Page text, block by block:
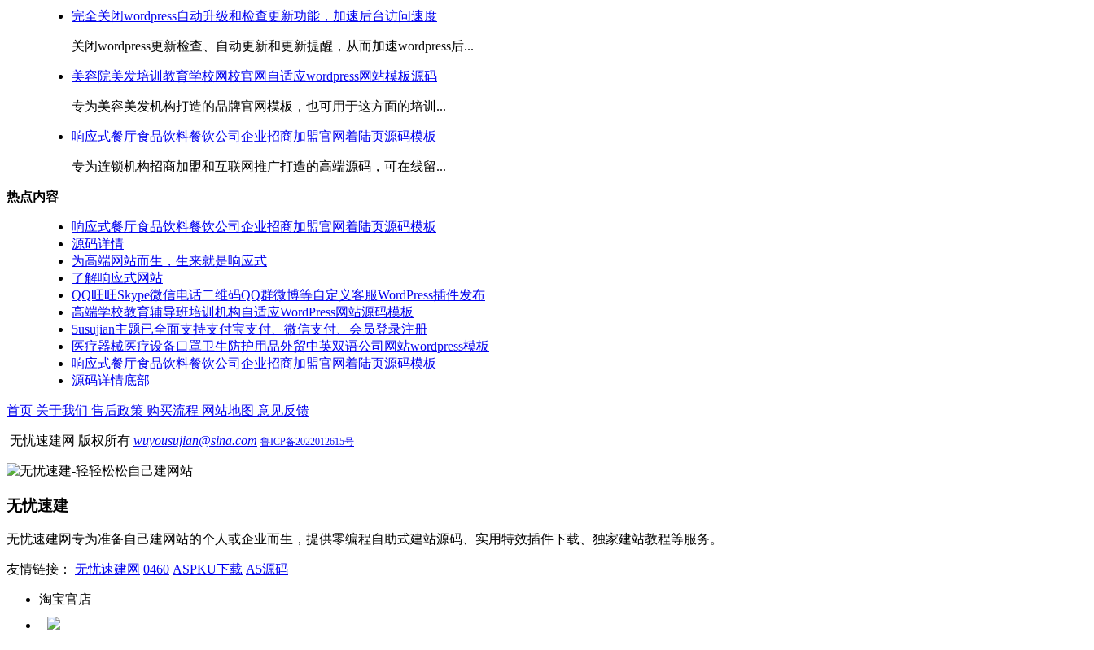
完全关闭wordpress自动升级和检查更新功能，加速后台访问速度
关闭wordpress更新检查、自动更新和更新提醒，从而加速wordpress后...
美容院美发培训教育学校网校官网自适应wordpress网站模板源码
专为美容美发机构打造的品牌官网模板，也可用于这方面的培训...
响应式餐厅食品饮料餐饮公司企业招商加盟官网着陆页源码模板
专为连锁机构招商加盟和互联网推广打造的高端源码，可在线留...
热点内容
响应式餐厅食品饮料餐饮公司企业招商加盟官网着陆页源码模板
源码详情
为高端网站而生，生来就是响应式
了解响应式网站
QQ旺旺Skype微信电话二维码QQ群微博等自定义客服WordPress插件发布
高端学校教育辅导班培训机构自适应WordPress网站源码模板
5usujian主题已全面支持支付宝支付、微信支付、会员登录注册
医疗器械医疗设备口罩卫生防护用品外贸中英双语公司网站wordpress模板
响应式餐厅食品饮料餐饮公司企业招商加盟官网着陆页源码模板
源码详情底部
首页 关于我们 售后政策 购买流程 网站地图 意见反馈
无忧速建网 版权所有 wuyousujian@sina.com 鲁ICP备2022012615号
无忧速建
无忧速建网专为准备自己建网站的个人或企业而生，提供零编程自助式建站源码、实用特效插件下载、独家建站教程等服务。
友情链接： 无忧速建网 0460 ASPKU下载 A5源码
淘宝官店